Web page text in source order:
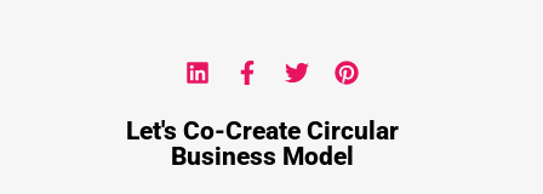
Let's Co-Create Circular
Business Model